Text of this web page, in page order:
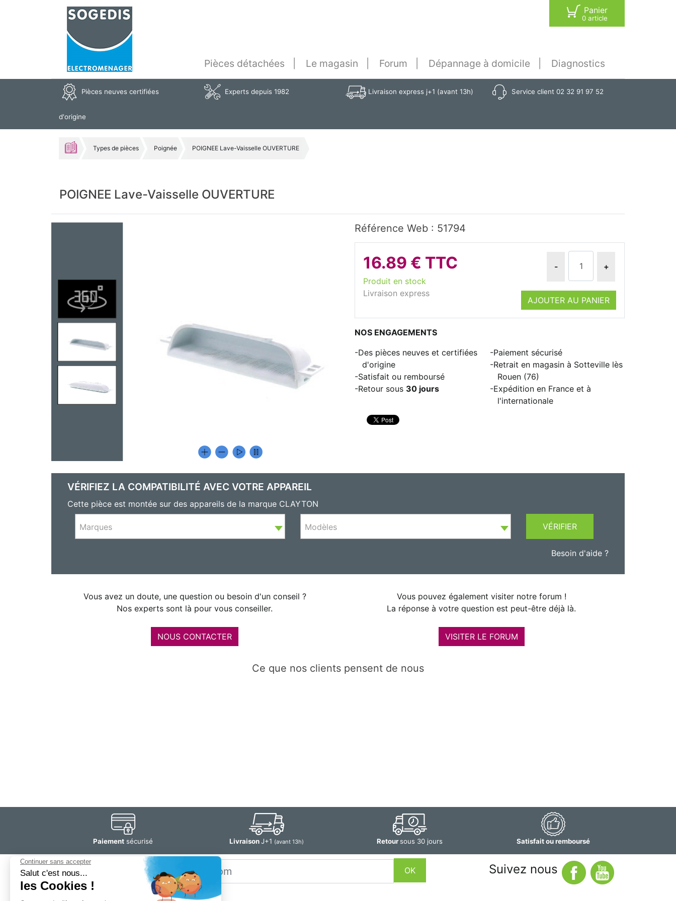
Panier
0 article
Pièces détachées Le magasin Forum Dépannage à domicile Diagnostics
Pièces neuves certifiées
d'origine
Experts depuis 1982 Livraison express j+1 (avant 13h) Service client 02 32 91 97 52
Types de pièces Poignée POIGNEE Lave-Vaisselle OUVERTURE
POIGNEE Lave-Vaisselle OUVERTURE
Référence Web : 51794
16.89 € TTC
Produit en stock
Livraison express
- +
AJOUTER AU PANIER
NOS ENGAGEMENTS
Des pièces neuves et certifiées
d'origine
Satisfait ou remboursé
Retour sous 30 jours
Paiement sécurisé
Retrait en magasin à Sotteville lès
Rouen (76)
Expédition en France et à
l'internationale
VÉRIFIEZ LA COMPATIBILITÉ AVEC VOTRE APPAREIL
Cette pièce est montée sur des appareils de la marque CLAYTON
Marques Modèles VÉRIFIER
Besoin d'aide ?
Vous avez un doute, une question ou besoin d'un conseil ?
Nos experts sont là pour vous conseiller.
NOUS CONTACTER
Vous pouvez également visiter notre forum !
La réponse à votre question est peut-être déjà là.
VISITER LE FORUM
Ce que nos clients pensent de nous
Paiement sécurisé LivraisonJ+1 (avant 13h) Retoursous 30 jours Satisfait ou remboursé
Restez
informé
Email
OK Suivez nous